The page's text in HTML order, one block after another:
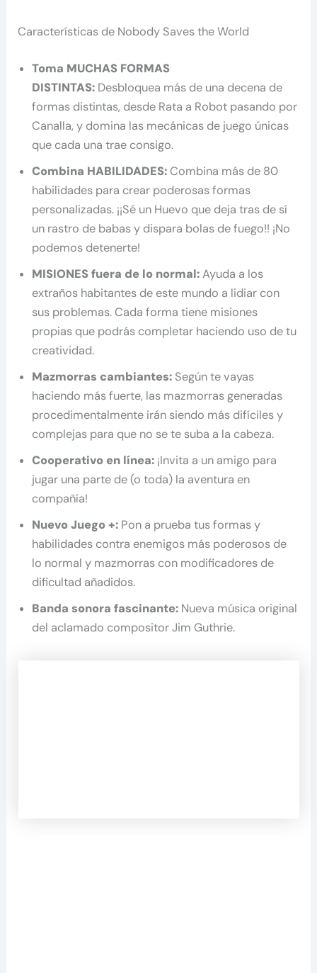
Características de Nobody Saves the World
Toma MUCHAS FORMAS
DISTINTAS: Desbloquea más de una decena de
formas distintas, desde Rata a Robot pasando por
Canalla, y domina las mecánicas de juego únicas
que cada una trae consigo.
Combina HABILIDADES:Combina más de 80
habilidades para crear poderosas formas
personalizadas. ¡¡Sé un Huevo que deja tras de sí
un rastro de babas y dispara bolas de fuego!! ¡No
podemos detenerte!
MISIONES fuera de lo normal:Ayuda a los
extraños habitantes de este mundo a lidiar con
sus problemas. Cada forma tiene misiones
propias que podrás completar haciendo uso de tu
creatividad.
Mazmorras cambiantes: Según te vayas
haciendo más fuerte, las mazmorras generadas
procedimentalmente irán siendo más difíciles y
complejas para que no se te suba a la cabeza.
Cooperativo en línea: ¡Invita a un amigo para
jugar una parte de (o toda) la aventura en
compañía!
Nuevo Juego +: Pon a prueba tus formas y
habilidades contra enemigos más poderosos de
lo normal y mazmorras con modificadores de
dificultad añadidos.
Banda sonora fascinante: Nueva música original
del aclamado compositor Jim Guthrie.